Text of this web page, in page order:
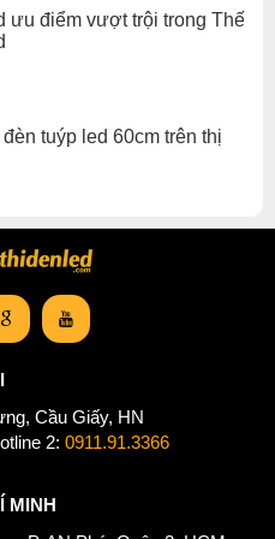
21h các ngày trong tuần)
ưu điểm vượt trội trong Thế
tuýp led 60cm trên thị
Cầu Giấy, HN
2: 0911.91.3366
MINH